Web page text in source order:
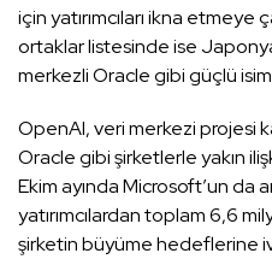
için yatırımcıları ikna etmeye
ortaklar listesinde ise
merkezli Oracle gibi güçlü
OpenAI, veri merkezi projesi
Oracle gibi şirketlerle yakın
Ekim ayında Microsoft’un da
yatırımcılardan toplam 6,6
şirketin büyüme hedeflerine